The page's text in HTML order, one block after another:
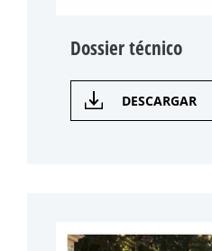
Dossier técnico
DESCARGAR